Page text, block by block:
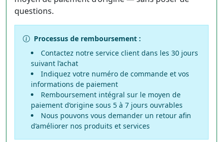
questions.
Processus de remboursement :
Contactez notre service client dans les 30 jours
suivant l’achat
Indiquez votre numéro de commande et vos
informations de paiement
Remboursement intégral sur le moyen de
paiement d’origine sous 5 à 7 jours ouvrables
Nous pouvons vous demander un retour afin
d’améliorer nos produits et services